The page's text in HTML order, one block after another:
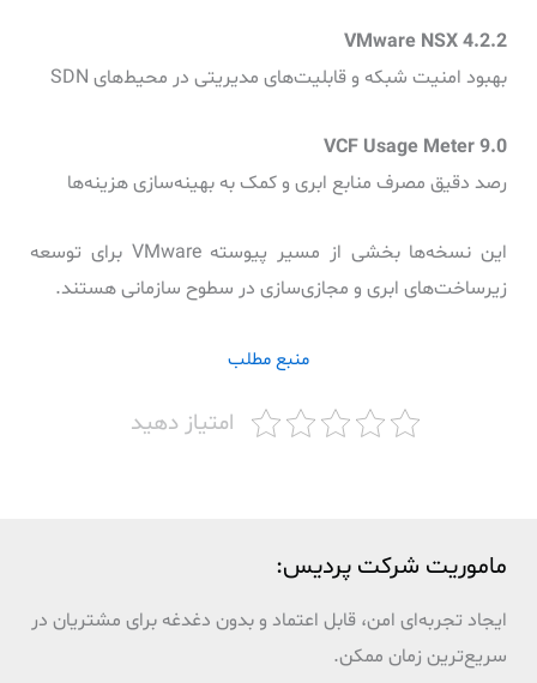
بهبود امنیت شبکه و قابلیت‌های مدیریتی در محیط‌های SDN
رصد دقیق مصرف منابع ابری و کمک به بهینه‌سازی هزینه‌ها
این نسخه‌ها بخشی از مسیر پیوسته VMware برای توسعه
زیرساخت‌های ابری و مجازی‌سازی در سطوح سازمانی هستند.
منبع مطلب
امتیاز دهید
ماموریت شرکت پردیس:
ایجاد تجربه‌ای امن، قابل اعتماد و بدون دغدغه برای مشتریان در
سریع‌ترین زمان ممکن.